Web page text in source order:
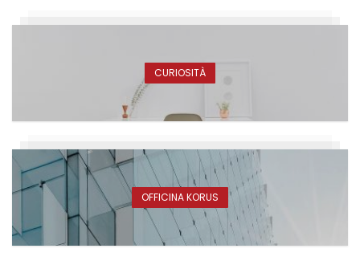
CURIOSITÀ
OFFICINA KORUS